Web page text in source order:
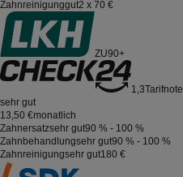
Zahnreinigunggut2 x 70 €
ZU90+
1,3Tarifnote
sehr gut
13,50 €monatlich
Zahnersatzsehr gut90 % - 100 %
Zahnbehandlungsehr gut90 % - 100 %
Zahnreinigungsehr gut180 €